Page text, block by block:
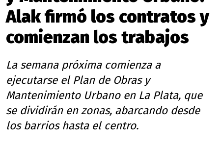
Alak firmó los contratos y
comienzan los trabajos
La semana próxima comienza a
ejecutarse el Plan de Obras y
Mantenimiento Urbano en La Plata, que
se dividirán en zonas, abarcando desde
los barrios hasta el centro.